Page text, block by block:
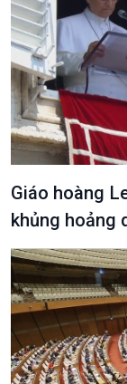
Văn hoá & Du lịch
Tin Văn hoá & Du
Chát với người
Câu chuyện Thể
Giáo hoàng
khủng hoảng